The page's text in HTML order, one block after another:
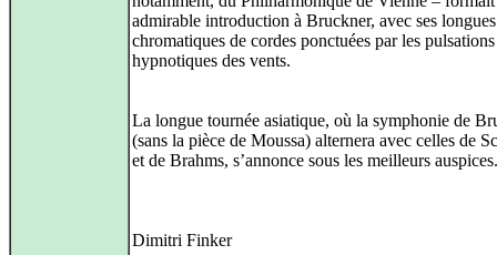
admirable introduction à Bruckner, avec ses
chromatiques de cordes ponctuées par les pulsations
hypnotiques des vents.
La longue tournée asiatique, où la symphonie de
(sans la pièce de Moussa) alternera avec celles de
et de Brahms, s’annonce sous les meilleurs auspices.
Dimitri Finker